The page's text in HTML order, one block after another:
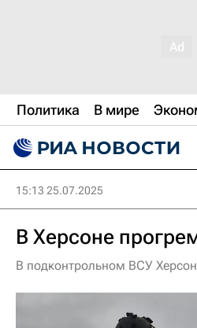
Политика В мире
15:13 25.07.2025
В Херсоне
В подконтрольном ВСУ